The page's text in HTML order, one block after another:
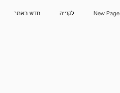
חדש באתר לקנייה New Page